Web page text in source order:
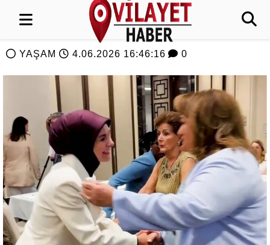
YAŞAM 4.06.2026 16:46:16 0